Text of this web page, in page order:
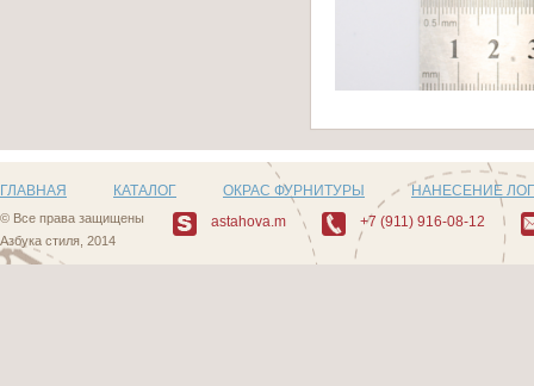
ГЛАВНАЯ КАТАЛОГ ОКРАС ФУРНИТУРЫ НАНЕСЕНИЕ
© Все права защищены
Азбука стиля, 2014
astahova.m +7 (911) 916-08-12